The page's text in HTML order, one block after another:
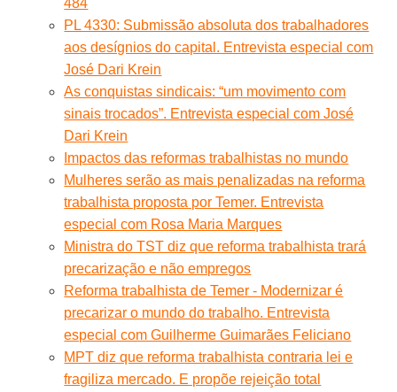
PL 4330: Submissão absoluta dos trabalhadores
aos desígnios do capital. Entrevista especial com
José Dari Krein
As conquistas sindicais: “um movimento com
sinais trocados”. Entrevista especial com José
Dari Krein
Impactos das reformas trabalhistas no mundo
Mulheres serão as mais penalizadas na reforma
trabalhista proposta por Temer. Entrevista
especial com Rosa Maria Marques
Ministra do TST diz que reforma trabalhista trará
precarização e não empregos
Reforma trabalhista de Temer - Modernizar é
precarizar o mundo do trabalho. Entrevista
especial com Guilherme Guimarães Feliciano
MPT diz que reforma trabalhista contraria lei e
fragiliza mercado. E propõe rejeição total